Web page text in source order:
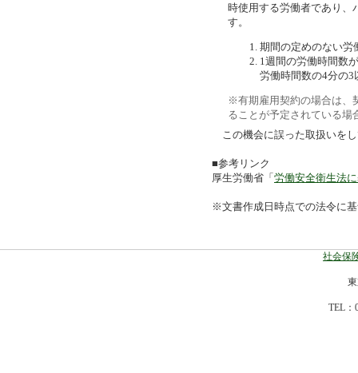
時使用する労働者であり、
す。
期間の定めのない
1週間の労働時間数
労働時間数の4分の3
※有期雇用契約の場合は、
ることが予定されている場
この機会に誤った取扱いを
■参考リンク
厚生労働省「労働安全衛生法
※文書作成日時点での法令に
社会保
TEL：